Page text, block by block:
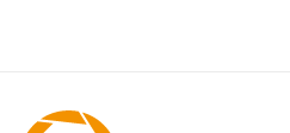
Home